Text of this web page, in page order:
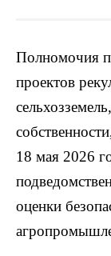
Полномочия
проектов
18 мая 2026
оценки